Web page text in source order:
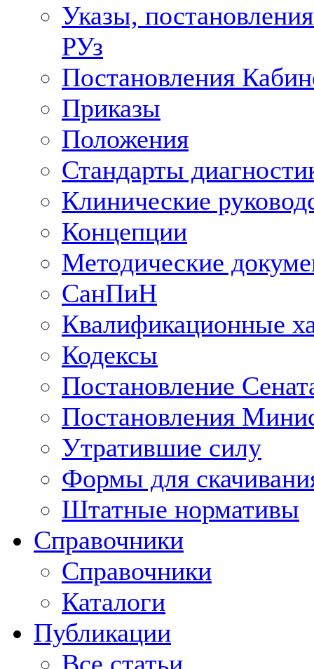
Указы,
РУз
Постановления
Приказы
Положения
Стандарты
Клинические
Концепции
Методические
СанПиН
Квалификационные
Кодексы
Постановление
Постановления
Утратившие силу
Формы для
Штатные нормативы
Справочники
Справочники
Каталоги
Публикации